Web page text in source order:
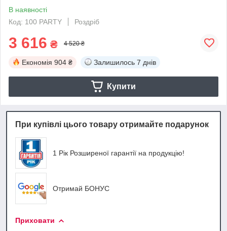
В наявності
Код: 100 PARTY
Роздріб
3 616 ₴ 4 520 ₴
Економія 904 ₴ Залишилось 7 днів
Купити
При купівлі цього товару отримайте подарунок
1 Рік Розширеної гарантії на продукцію!
Отримай БОНУС
Приховати